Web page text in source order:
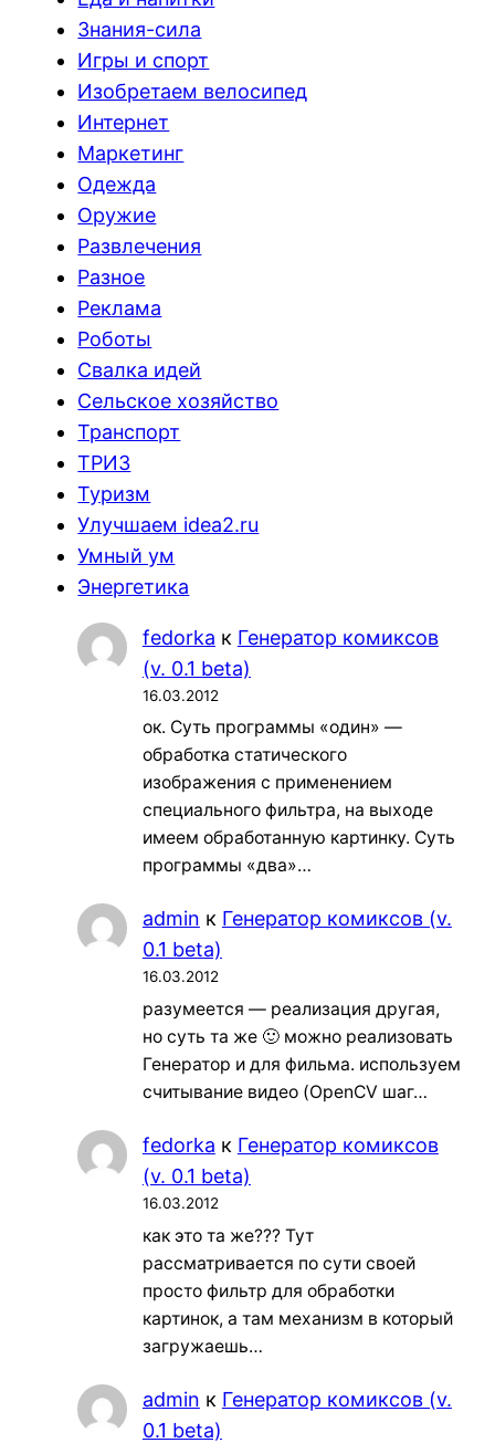
Знания-сила
Игры и спорт
Изобретаем велосипед
Интернет
Маркетинг
Одежда
Оружие
Развлечения
Разное
Реклама
Роботы
Свалка идей
Сельское хозяйство
Транспорт
ТРИЗ
Туризм
Улучшаем idea2.ru
Умный ум
Энергетика
fedorka к Генератор комиксов
(v. 0.1 beta)
16.03.2012
ок. Суть программы «один» —
обработка статического
изображения с применением
специального фильтра, на выходе
имеем обработанную картинку. Суть
программы «два»…
admin к Генератор комиксов (v.
0.1 beta)
16.03.2012
разумеется — реализация другая,
но суть та же 🙂 можно реализовать
Генератор и для фильма. используем
считывание видео (OpenCV шаг…
fedorka к Генератор комиксов
(v. 0.1 beta)
16.03.2012
как это та же??? Тут
рассматривается по сути своей
просто фильтр для обработки
картинок, а там механизм в который
загружаешь…
admin к Генератор комиксов (v.
0.1 beta)